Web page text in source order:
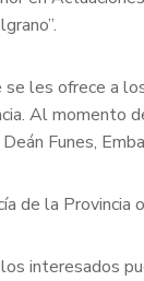
les ofrece a
Al momento
Funes,
de la Provincia
los